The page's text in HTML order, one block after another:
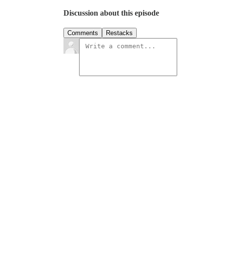
Discussion about this episode
Comments Restacks